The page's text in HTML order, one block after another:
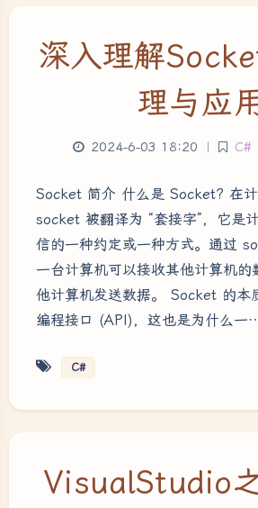
深入理解
理与应
2024-6-03 18:20 | C#
Socket 简介 什么是 Socket? 在计
socket 被翻译为 “套接字”，它是
信的一种约定或一种方式。通过
一台计算机可以接收其他计算机的
他计算机发送数据。 Socket 的本
编程接口 (API)，这也是为什么一
C#
VisualStudio